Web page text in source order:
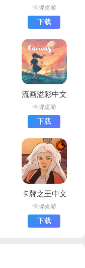
版下载
卡牌桌游
下载
流画溢彩中文
版下载
卡牌桌游
下载
卡牌之王中文
版下载
(Kardboard
Kings)
卡牌桌游
下载